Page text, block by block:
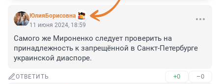
ЮлияБорисовна
11 июня 2024, 18:59
Самого же Мироненко следует проверить на
принадлежность к запрещённой в Санкт-Петербурге
украинской диаспоре.
ОТВЕТИТЬ +0 –0